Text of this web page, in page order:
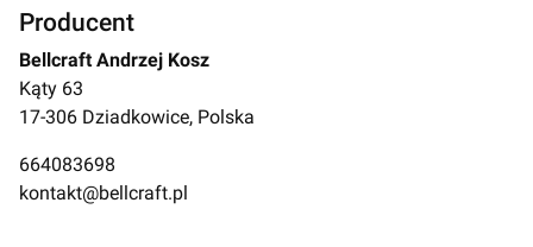
Producent
Bellcraft Andrzej Kosz
Kąty 63
17-306 Dziadkowice, Polska
664083698
kontakt@bellcraft.pl